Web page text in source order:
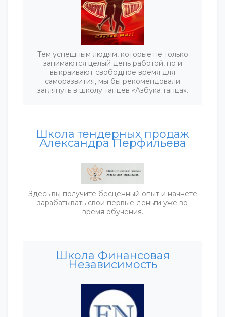
Тем успешным людям, которые не только
занимаются целый день работой, но и
выкраивают свободное время для
саморазвития, мы бы рекомендовали
заглянуть в школу танцев «Азбука танца».
Школа тендерных продаж
Александра Перфильева
Здесь вы получите бесценный опыт и начнете
зарабатывать свои первые деньги уже во
время обучения.
Школа Финансовая
Независимость